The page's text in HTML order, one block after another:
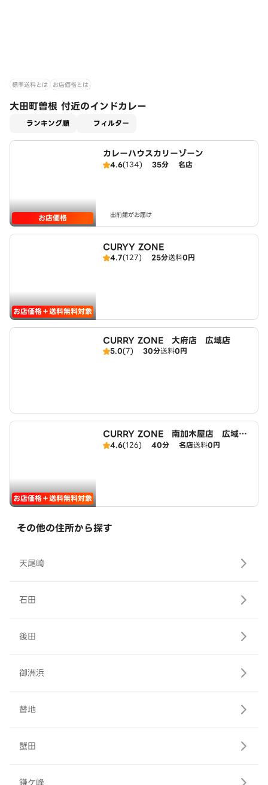
標準送料とは お店価格とは
大田町曽根 付近のインドカレー
ランキング順 フィルター
お店価格
カレーハウスカリーゾーン
4.6(134) 35分 名店
出前館がお届け
お店価格＋送料無料対象
CURYY ZONE
4.7(127) 25分送料0円
CURRY ZONE 大府店 広域店
5.0(7) 30分送料0円
お店価格＋送料無料対象
CURRY ZONE 南加木屋店 広域エ
リア
4.6(126) 40分 名店送料0円
その他の住所から探す
天尾崎
石田
後田
御洲浜
替地
蟹田